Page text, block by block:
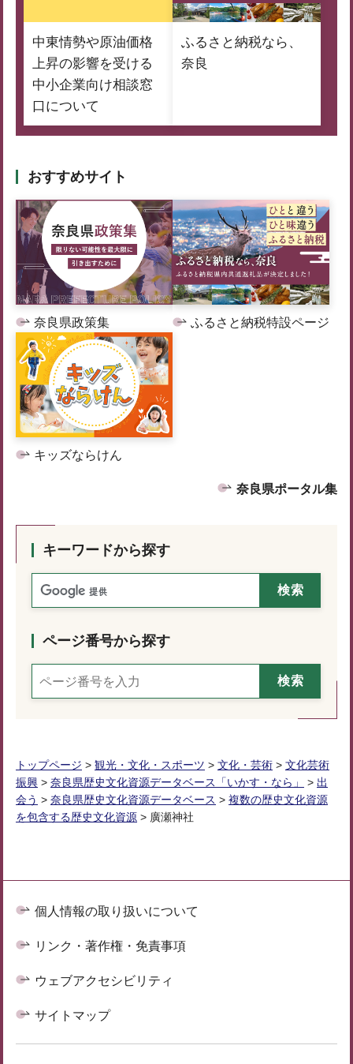
中東情勢や原油価格
上昇の影響を受ける
中小企業向け相談窓
口について
ふるさと納税なら、
奈良
おすすめサイト
奈良県政策集 ふるさと納税特設ページ
キッズならけん
奈良県ポータル集
キーワードから探す
ページ番号から探す
トップページ > 観光・文化・スポーツ > 文化・芸術 > 文化芸術
振興 > 奈良県歴史文化資源データベース「いかす・なら」 > 出
会う > 奈良県歴史文化資源データベース > 複数の歴史文化資源
を包含する歴史文化資源 > 廣瀬神社
個人情報の取り扱いについて
リンク・著作権・免責事項
ウェブアクセシビリティ
サイトマップ